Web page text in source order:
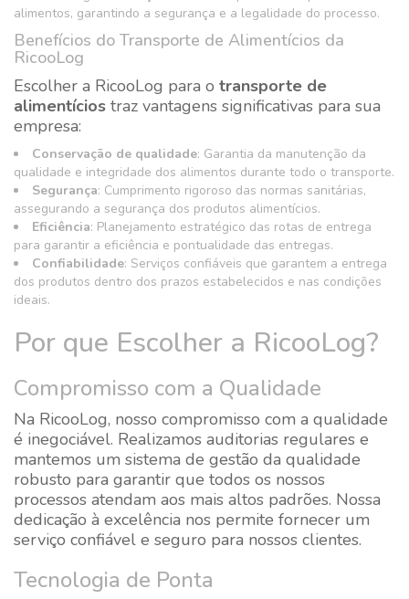
alimentos, garantindo a segurança e a legalidade do processo.
Benefícios do Transporte de Alimentícios da
RicooLog
Escolher a RicooLog para o transporte de
alimentícios traz vantagens significativas para sua
empresa:
Conservação de qualidade: Garantia da manutenção da
qualidade e integridade dos alimentos durante todo o transporte.
Segurança: Cumprimento rigoroso das normas sanitárias,
assegurando a segurança dos produtos alimentícios.
Eficiência: Planejamento estratégico das rotas de entrega
para garantir a eficiência e pontualidade das entregas.
Confiabilidade: Serviços confiáveis que garantem a entrega
dos produtos dentro dos prazos estabelecidos e nas condições
ideais.
Por que Escolher a RicooLog?
Compromisso com a Qualidade
Na RicooLog, nosso compromisso com a qualidade
é inegociável. Realizamos auditorias regulares e
mantemos um sistema de gestão da qualidade
robusto para garantir que todos os nossos
processos atendam aos mais altos padrões. Nossa
dedicação à excelência nos permite fornecer um
serviço confiável e seguro para nossos clientes.
Tecnologia de Ponta